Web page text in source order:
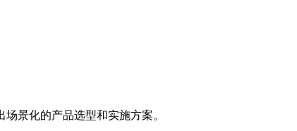
景化的产品选型和实施方案。